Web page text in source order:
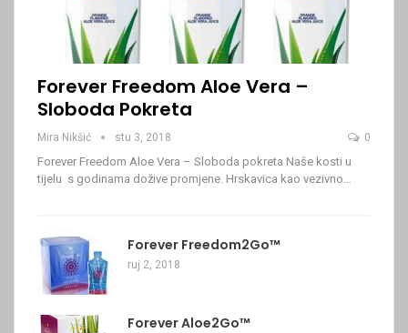
Forever Freedom Aloe Vera –
Sloboda Pokreta
Mira Nikšić stu 3, 2018 0
Forever Freedom Aloe Vera – Sloboda pokreta Naše kosti u
tijelu s godinama dožive promjene. Hrskavica kao vezivno…
Forever Freedom2Go™
ruj 2, 2018
Forever Aloe2Go™